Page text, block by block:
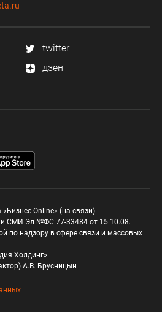
twitter
дзен
Online» (на связи).
СМИ Эл №ФС 77-33484 от 15.10.08.
по надзору в сфере связи и массовых
Холдинг»
А.В. Брусницын